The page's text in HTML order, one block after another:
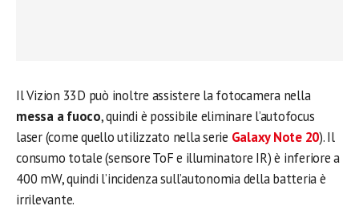
Il Vizion 33D può inoltre assistere la fotocamera nella
messa a fuoco, quindi è possibile eliminare l’autofocus
laser (come quello utilizzato nella serie Galaxy Note 20). Il
consumo totale (sensore ToF e illuminatore IR) è inferiore a
400 mW, quindi l’incidenza sull’autonomia della batteria è
irrilevante.